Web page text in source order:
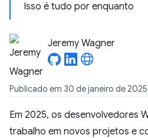
Isso é tudo por enquanto
Jeremy Wagner
Publicado em 30 de janeiro de 2025
Em 2025, os desenvolvedores
trabalho em novos projetos e